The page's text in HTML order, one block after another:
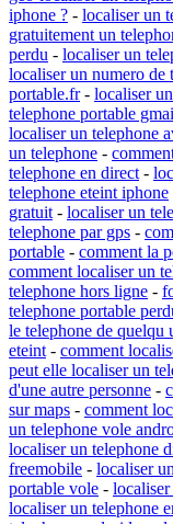
iphone ? - localiser un
gratuitement un
perdu - localiser un
localiser un numero de
portable.fr- localiser
telephone portable
localiser un telephone
un telephone -
telephone en direct -
telephone eteint iphone
gratuit - localiser un
telephone par gps -
portable - comment la
comment localiser un
telephone hors ligne -
telephone portable
le telephone de quelqu
eteint - comment
peut elle localiser un
d'une autre personne -
sur maps - comment
un telephone vole
localiser un telephone
freemobile - localiser
portable vole -
localiser un telephone